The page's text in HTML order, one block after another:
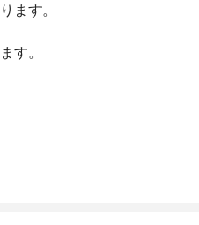
ます。
す。